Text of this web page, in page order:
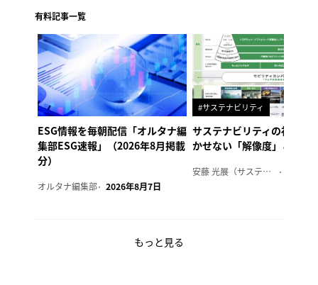
有料記事一覧
ESG情報を毎朝配信「オルタナ編
集部ESG速報」（2026年8月掲載
分）
オルタナ編集部 2026年8月7日
#サステナビリティ
サステナビリティの社内浸
かせない「解像度」とは
安藤 光展（サステナビリティ・コンサルタント）
もっと見る